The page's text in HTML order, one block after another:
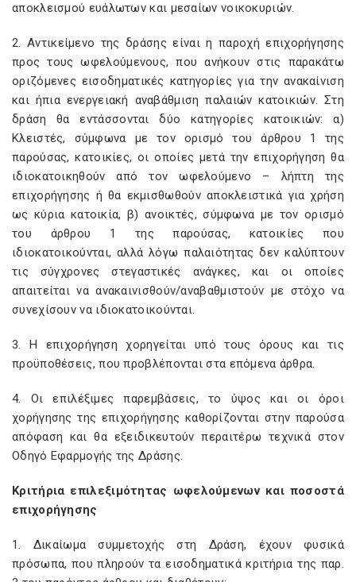
αποκλεισμού ευάλωτων και μεσαίων νοικοκυριών.
2. Αντικείμενο της δράσης είναι η παροχή επιχορήγησης
προς τους ωφελούμενους, που ανήκουν στις παρακάτω
οριζόμενες εισοδηματικές κατηγορίες για την ανακαίνιση
και ήπια ενεργειακή αναβάθμιση παλαιών κατοικιών. Στη
δράση θα εντάσσονται δύο κατηγορίες κατοικιών: α)
Κλειστές, σύμφωνα με τον ορισμό του άρθρου 1 της
παρούσας, κατοικίες, οι οποίες μετά την επιχορήγηση θα
ιδιοκατοικηθούν από τον ωφελούμενο – λήπτη της
επιχορήγησης ή θα εκμισθωθούν αποκλειστικά για χρήση
ως κύρια κατοικία, β) ανοικτές, σύμφωνα με τον ορισμό
του άρθρου 1 της παρούσας, κατοικίες που
ιδιοκατοικούνται, αλλά λόγω παλαιότητας δεν καλύπτουν
τις σύγχρονες στεγαστικές ανάγκες, και οι οποίες
απαιτείται να ανακαινισθούν/αναβαθμιστούν με στόχο να
συνεχίσουν να ιδιοκατοικούνται.
3. Η επιχορήγηση χορηγείται υπό τους όρους και τις
προϋποθέσεις, που προβλέπονται στα επόμενα άρθρα.
4. Οι επιλέξιμες παρεμβάσεις, το ύψος και οι όροι
χορήγησης της επιχορήγησης καθορίζονται στην παρούσα
απόφαση και θα εξειδικευτούν περαιτέρω τεχνικά στον
Οδηγό Εφαρμογής της Δράσης.
Κριτήρια επιλεξιμότητας ωφελούμενων και ποσοστά
επιχορήγησης
1. Δικαίωμα συμμετοχής στη Δράση, έχουν φυσικά
πρόσωπα, που πληρούν τα εισοδηματικά κριτήρια της παρ.